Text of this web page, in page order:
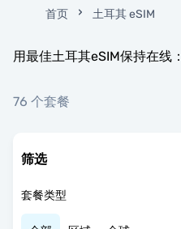
首页 土耳其 eSIM
用最佳土耳其eSIM保持在线
76 个套餐
筛选
套餐类型